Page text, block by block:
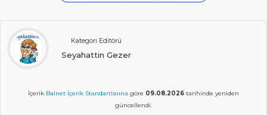
Kategori Editörü
Seyahattin Gezer
İçerik Balnet İçerik Standartlarına göre 09.08.2026 tarihinde yeniden
güncellendi.